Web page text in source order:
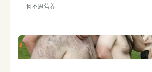
指标解读
体检与复查
何不思营养